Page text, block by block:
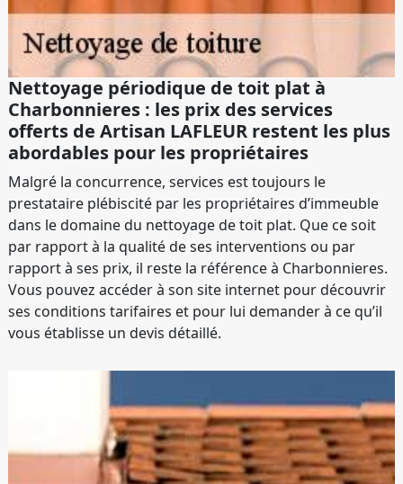
Nettoyage périodique de toit plat à
Charbonnieres : les prix des services
offerts de Artisan LAFLEUR restent les plus
abordables pour les propriétaires
Malgré la concurrence, services est toujours le
prestataire plébiscité par les propriétaires d’immeuble
dans le domaine du nettoyage de toit plat. Que ce soit
par rapport à la qualité de ses interventions ou par
rapport à ses prix, il reste la référence à Charbonnieres.
Vous pouvez accéder à son site internet pour découvrir
ses conditions tarifaires et pour lui demander à ce qu’il
vous établisse un devis détaillé.